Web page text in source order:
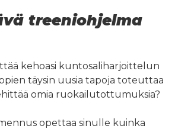
treeniohjelma
kehoasi kuntosaliharjoittelun
täysin uusia tapoja toteuttaa
omia ruokailutottumuksia?
opettaa sinulle kuinka